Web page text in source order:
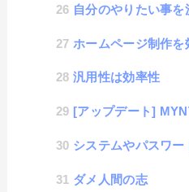
自分のやりたい事を決める
ホームページ制作を効率化さ
汎用性は効率性
[アップデート] MYNT Sliderに、
システムやパスワー
ダメ人間の志